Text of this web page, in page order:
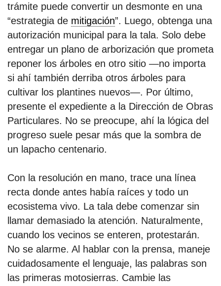
por formato
timeline
chequeo
descargables
el surti
acerca
trámite puede convertir un desmonte en una
“estrategia de mitigación”. Luego, obtenga una
autorización municipal para la tala. Solo debe
entregar un plano de arborización que prometa
reponer los árboles en otro sitio —no importa
si ahí también derriba otros árboles para
cultivar los plantines nuevos—. Por último,
presente el expediente a la Dirección de Obras
Particulares. No se preocupe, ahí la lógica del
progreso suele pesar más que la sombra de
un lapacho centenario.
Con la resolución en mano, trace una línea
recta donde antes había raíces y todo un
ecosistema vivo. La tala debe comenzar sin
llamar demasiado la atención. Naturalmente,
cuando los vecinos se enteren, protestarán.
No se alarme. Al hablar con la prensa, maneje
cuidadosamente el lenguaje, las palabras son
las primeras motosierras. Cambie las